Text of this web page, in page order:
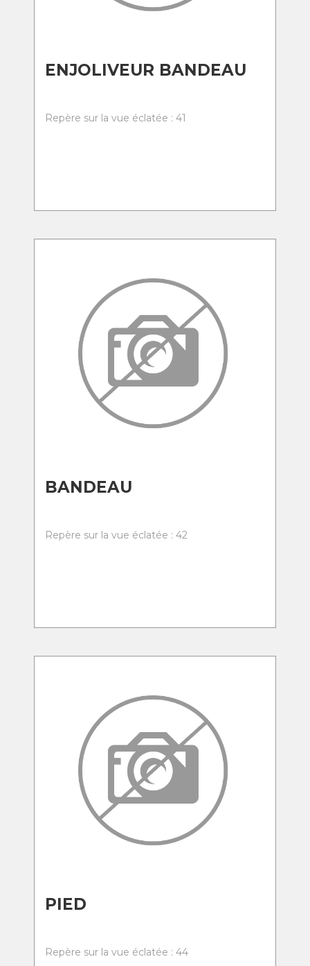
ENJOLIVEUR BANDEAU
Repère sur la vue éclatée : 41
BANDEAU
Repère sur la vue éclatée : 42
PIED
Repère sur la vue éclatée : 44